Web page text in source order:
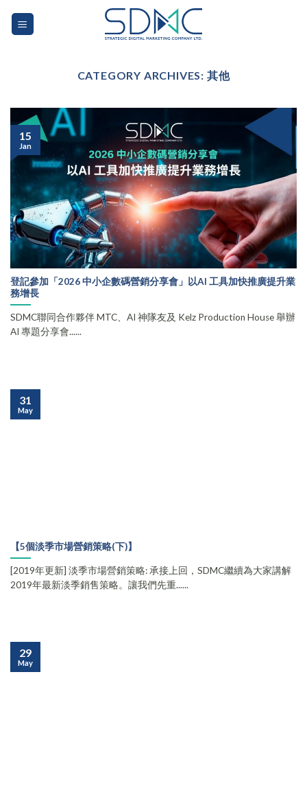
CATEGORY ARCHIVES: 其他
登記參加「2026 中小企數碼營銷分享會」以AI 工具加快推廣提升業
務增長
SDMC聯同合作夥伴 MTC、AI 神隊友及 Kelz Production House 舉辦
AI 專題分享會......
15
Jan
【5個淡季市場營銷策略(下)】
[2019年更新] 淡季市場營銷策略: 承接上回，SDMC繼續為大家講解
2019年最新淡季銷售策略。讓我們先重......
31
May
29
May